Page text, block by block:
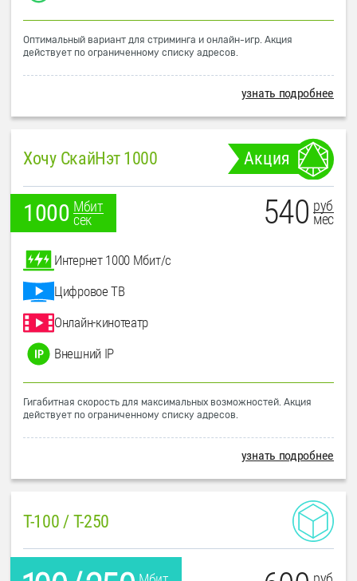
Оптимальный вариант для стриминга и онлайн-игр. Акция
действует по ограниченному списку адресов.
узнать подробнее
Хочу СкайНэт 1000 Акция
1000 Мбит
сек
540 руб
мес
Интернет 1000 Мбит/с
Цифровое ТВ
Онлайн-кинотеатр
Внешний IP
Гигабитная скорость для максимальных возможностей. Акция
действует по ограниченному списку адресов.
узнать подробнее
T-100 / T-250